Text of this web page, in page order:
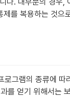
를 복용하는 것으
그램의 종류에 따
를 얻기 위해서는